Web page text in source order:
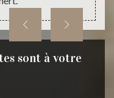
sont à votre